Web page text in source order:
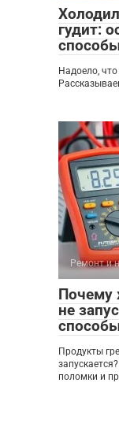
гудит:
Надоело,
Ремонт и
Почему
не
Продукты
поломки и